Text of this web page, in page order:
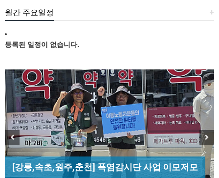
+
월간 주요일정
등록된 일정이 없습니다.
[성명] 막을 수 있었던 죽음, HL만도가 책임져라 :
청년노동자 사망사고의 철저한 진상규…
[강릉,속초,원주,춘천] 폭염감시단 사업 이모저모
[조합원☆인터뷰] 서비스연맹 전국학교비정규직노
동조합 강원지부 김유미 춘천지회장
[산별소식] 건설산업연맹 플랜트건설노조 강원충
북지부
Previous Next